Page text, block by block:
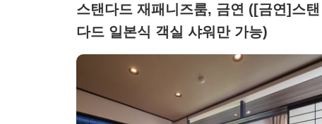
스탠다드 재패니즈룸, 금연 ([금연]스탠
다드 일본식 객실 샤워만 가능)